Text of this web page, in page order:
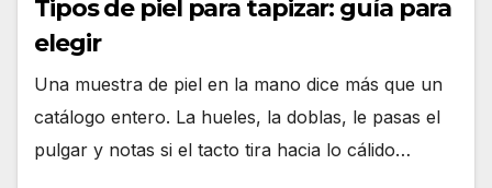
Tipos de piel para tapizar: guía para
elegir
Una muestra de piel en la mano dice más que un
catálogo entero. La hueles, la doblas, le pasas el
pulgar y notas si el tacto tira hacia lo cálido…